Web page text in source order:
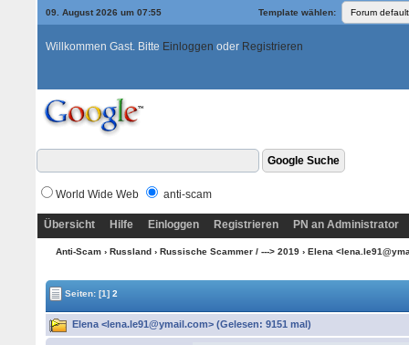
09. August 2026 um 07:55 Template wählen:
Willkommen Gast. Bitte Einloggen oder Registrieren
World Wide Web anti-scam
Übersicht Hilfe Einloggen Registrieren PN an Administrator
Anti-Scam› Russland› Russische Scammer / ---> 2019› Elena
Seiten:[1] 2
Elena <lena.le91@ymail.com> (Gelesen: 9151 mal)